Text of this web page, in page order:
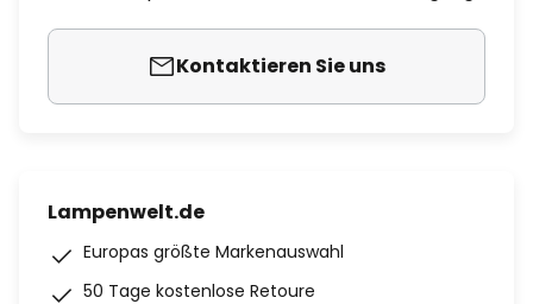
Kontaktieren Sie uns
Lampenwelt.de
Europas größte Markenauswahl
50 Tage kostenlose Retoure